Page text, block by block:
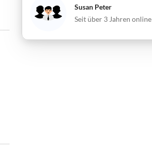
Susan Peter
Seit über 3 Jahren online